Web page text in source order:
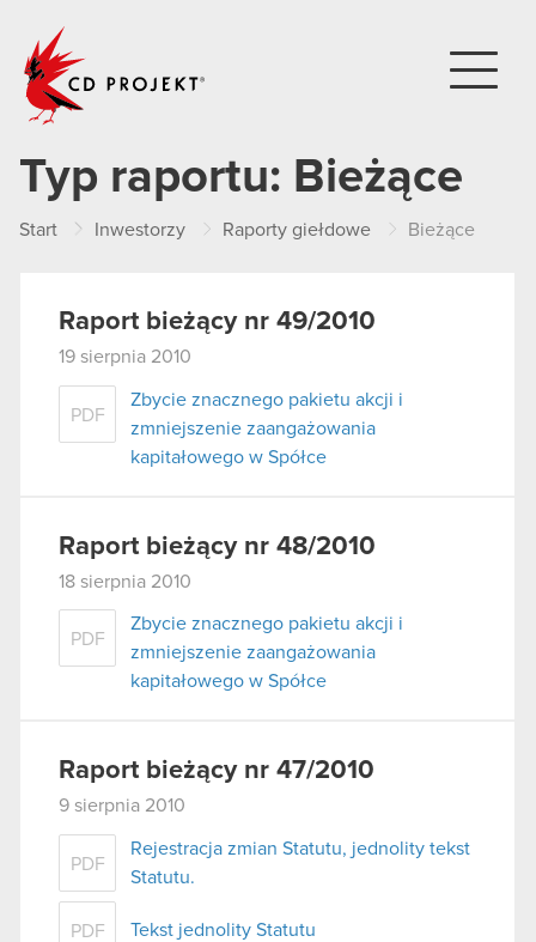
Typ raportu: Bieżące
Start Inwestorzy Raporty giełdowe Bieżące
Raport bieżący nr 49/2010
19 sierpnia 2010
PDF
Zbycie znacznego pakietu akcji i
zmniejszenie zaangażowania
kapitałowego w Spółce
Raport bieżący nr 48/2010
18 sierpnia 2010
PDF
Zbycie znacznego pakietu akcji i
zmniejszenie zaangażowania
kapitałowego w Spółce
Raport bieżący nr 47/2010
9 sierpnia 2010
PDF
Rejestracja zmian Statutu, jednolity tekst
Statutu.
PDF Tekst jednolity Statutu